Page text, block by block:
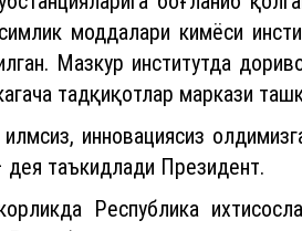
Мазкур институтда
тадқиқотлар маркази
инновациясиз
дея таъкидлади Президент.
Республика
Республика кардиология